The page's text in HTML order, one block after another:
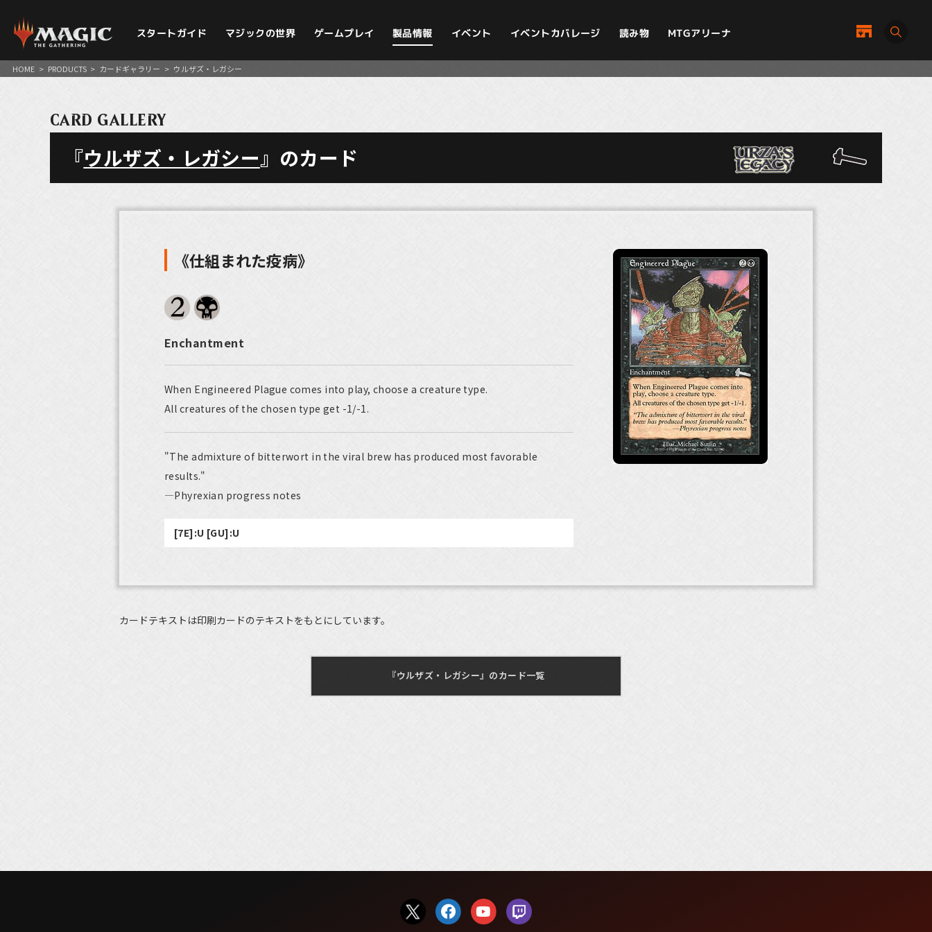
スタートガイド マジックの世界 ゲームプレイ 製品情報 イベント イベントカバレージ 読み物 MTGアリーナ
HOME > PRODUCTS > カードギャラリー > ウルザズ・レガシー
CARD GALLERY
『ウルザズ・レガシー』のカード
《仕組まれた疫病》
Enchantment
When Engineered Plague comes into play, choose a creature type.
All creatures of the chosen type get -1/-1.
"The admixture of bitterwort in the viral brew has produced most favorable
results."
—Phyrexian progress notes
[7E]:U [GU]:U
カードテキストは印刷カードのテキストをもとにしています。
『ウルザズ・レガシー』のカード一覧